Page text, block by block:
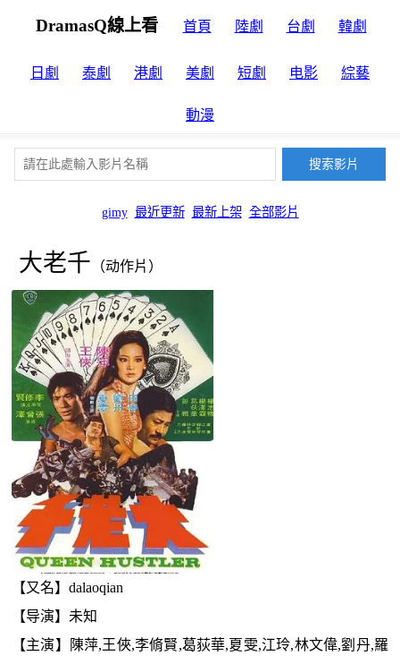
DramasQ線上看 首頁 陸劇 台劇 韓劇
日劇 泰劇 港劇 美劇 短劇 电影 綜藝
動漫
gimy 最近更新 最新上架 全部影片
大老千 （动作片）
【又名】dalaoqian
【导演】未知
【主演】陳萍,王俠,李脩賢,葛荻華,夏雯,江玲,林文偉,劉丹,羅